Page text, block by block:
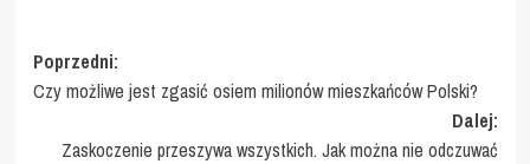
Zobacz
wpisy
Poprzedni:
Czy możliwe jest zgasić osiem milionów mieszkańców Polski?
Dalej:
Zaskoczenie przeszywa wszystkich. Jak można nie odczuwać